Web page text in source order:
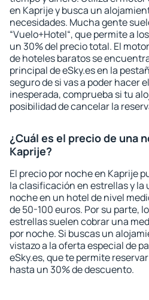
en Kaprije y busca un
necesidades. Mucha gente
“Vuelo+Hotel“, que permite a
un 30% del precio total. El
de hoteles baratos se
principal de eSky.es en la
seguro de si vas a poder hacer
inesperada, comprueba si tu
posibilidad de cancelar la
¿Cuál es el precio de una
Kaprije?
El precio por noche en Kaprije
la clasificación en estrellas y la
noche en un hotel de nivel
de 50-100 euros. Por su parte,
estrellas suelen cobrar una
por noche. Si buscas un
vistazo a la oferta especial de
eSky.es, que te permite
hasta un 30% de descuento.